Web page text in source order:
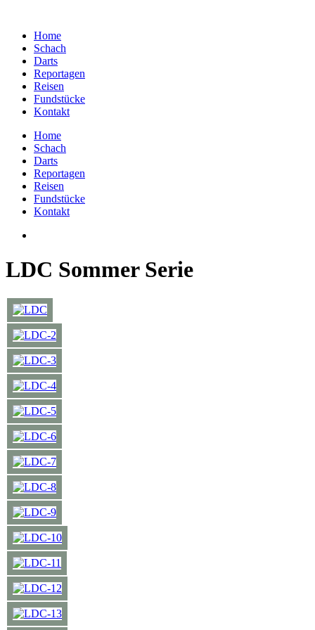
Home
Schach
Darts
Reportagen
Reisen
Fundstücke
Kontakt
Home
Schach
Darts
Reportagen
Reisen
Fundstücke
Kontakt
LDC Sommer Serie